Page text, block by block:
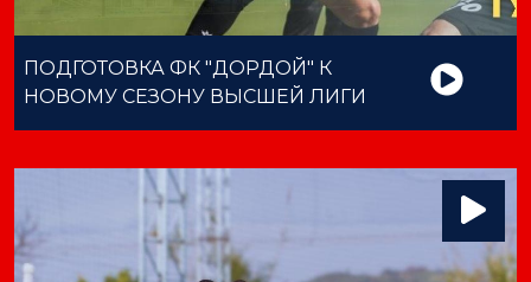
ПОДГОТОВКА ФК "ДОРДОЙ" К
НОВОМУ СЕЗОНУ ВЫСШЕЙ ЛИГИ